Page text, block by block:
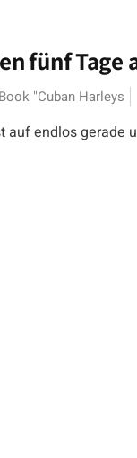
fünf Tage
Book "Cuban Harleys
auf endlos gerade